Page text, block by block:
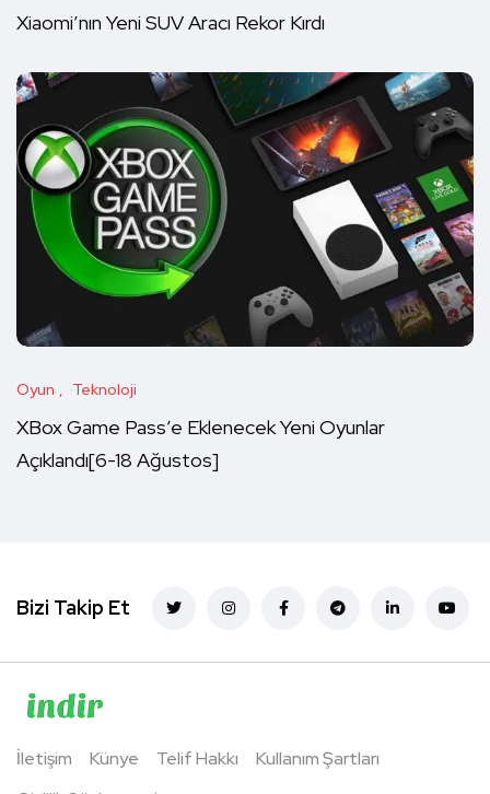
Xiaomi’nın Yeni SUV Aracı Rekor Kırdı
Oyun Teknoloji
XBox Game Pass’e Eklenecek Yeni Oyunlar
Açıklandı[6-18 Ağustos]
Bizi Takip Et
İletişim Künye Telif Hakkı
Kullanım Şartları